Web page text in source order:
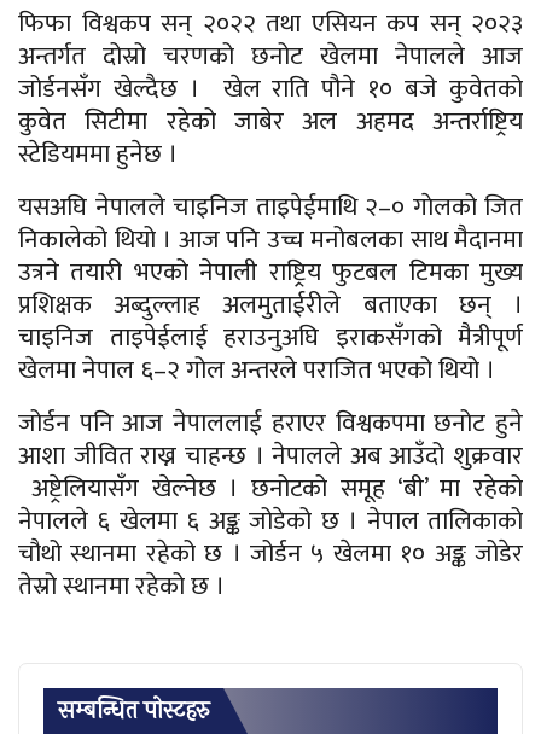
फिफा विश्वकप सन् २०२२ तथा एसियन कप सन् २०२३
अन्तर्गत दोस्रो चरणको छनोट खेलमा नेपालले आज
जोर्डनसँग खेल्दैछ । खेल राति पौने १० बजे कुवेतको
कुवेत सिटीमा रहेको जाबेर अल अहमद अन्तर्राष्ट्रिय
स्टेडियममा हुनेछ ।
यसअघि नेपालले चाइनिज ताइपेईमाथि २–० गाेलको जित
निकालेको थियो । आज पनि उच्च मनोबलका साथ मैदानमा
उत्रने तयारी भएको नेपाली राष्ट्रिय फुटबल टिमका मुख्य
प्रशिक्षक अब्दुल्लाह अलमुताईरीले बताएका छन् ।
चाइनिज ताइपेईलाई हराउनुअघि इराकसँगको मैत्रीपूर्ण
खेलमा नेपाल ६–२ गोल अन्तरले पराजित भएको थियो ।
जोर्डन पनि आज नेपाललाई हराएर विश्वकपमा छनोट हुने
आशा जीवित राख्न चाहन्छ । नेपालले अब आउँदो शुक्रवार
अष्ट्रेलियासँग खेल्नेछ । छनोटको समूह ‘बी’ मा रहेको
नेपालले ६ खेलमा ६ अङ्क जोडेको छ । नेपाल तालिकाको
चौथो स्थानमा रहेको छ । जोर्डन ५ खेलमा १० अङ्क जोडेर
तेस्रो स्थानमा रहेको छ ।
सम्बन्धित पाेस्टहरु